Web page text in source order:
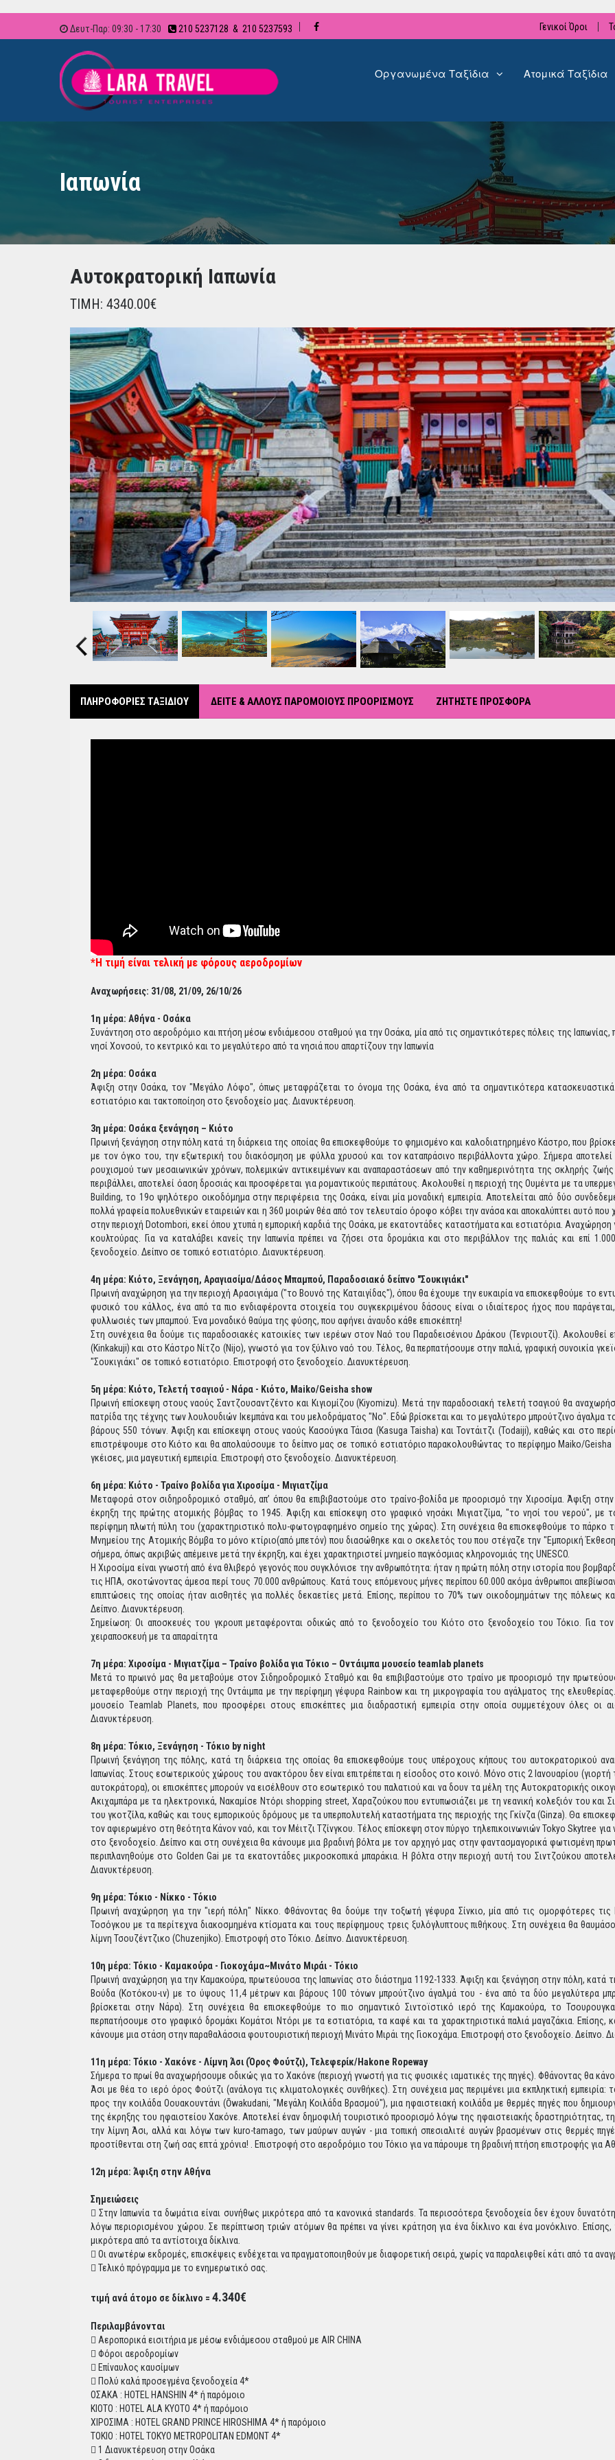
Δευτ-Παρ: 09:30 - 17:30 210 5237128 & 210 5237593 Γενικοί Όροι
Οργανωμένα Ταξίδια Ατομικά Ταξίδια
Ιαπωνία
Αυτοκρατορική Ιαπωνία
ΤΙΜΗ: 4340.00€
Previous
ΠΛΗΡΟΦΟΡΙΕΣ ΤΑΞΙΔΙΟΥ ΔΕΙΤΕ & ΑΛΛΟΥΣ ΠΑΡΟΜΟΙΟΥΣ ΠΡΟΟΡΙΣΜΟΥΣ ΖΗΤΗΣΤΕ ΠΡΟΣΦΟΡΑ
*Η τιμή είναι τελική με φόρους αεροδρομίων
Αναχωρήσεις: 31/08, 21/09, 26/10/26
1η μέρα: Αθήνα - Οσάκα
Συνάντηση στο αεροδρόμιο και πτήση μέσω ενδιάμεσου σταθμού για την Οσάκα, μία από τις σημαντικότερες πόλεις της
νησί Χονσού, το κεντρικό και το μεγαλύτερο από τα νησιά που απαρτίζουν την Ιαπωνία
2η μέρα: Οσάκα
Άφιξη στην Οσάκα, τον "Μεγάλο Λόφο", όπως μεταφράζεται το όνομα της Οσάκα, ένα από τα σημαντικότερα κατασκευαστικά
εστιατόριο και τακτοποίηση στο ξενοδοχείο μας. Διανυκτέρευση.
3η μέρα: Οσάκα ξενάγηση – Κιότο
Πρωινή ξενάγηση στην πόλη κατά τη διάρκεια της οποίας θα επισκεφθούμε το φημισμένο και καλοδιατηρημένο Κάστρο, που
με τον όγκο του, την εξωτερική του διακόσμηση με φύλλα χρυσού και τον καταπράσινο περιβάλλοντα χώρο. Σήμερα
ρουχισμού των μεσαιωνικών χρόνων, πολεμικών αντικειμένων και αναπαραστάσεων από την καθημερινότητα της σκληρής
περιβάλλει, αποτελεί όαση δροσιάς και προσφέρεται για ρομαντικούς περιπάτους. Ακολουθεί η περιοχή της Ουμέντα με τα
Building, το 19ο ψηλότερο οικοδόμημα στην περιφέρεια της Οσάκα, είναι μία μοναδική εμπειρία. Αποτελείται από δύο
πολλά γραφεία πολυεθνικών εταιρειών και η 360 μοιρών θέα από τον τελευταίο όροφο κόβει την ανάσα και αποκαλύπτει αυτό
στην περιοχή Dotombori, εκεί όπου χτυπά η εμπορική καρδιά της Οσάκα, με εκατοντάδες καταστήματα και εστιατόρια. Αναχώρηση
κουλτούρας. Για να καταλάβει κανείς την Ιαπωνία πρέπει να ζήσει στα δρομάκια και στο περιβάλλον της παλιάς και επί
ξενοδοχείο. Δείπνο σε τοπικό εστιατόριο. Διανυκτέρευση.
4η μέρα: Κιότο, Ξενάγηση, Αραγιασίμα/Δάσος Μπαμπού, Παραδοσιακό δείπνο "Σουκιγιάκι"
Πρωινή αναχώρηση για την περιοχή Αρασιγιάμα ("το Βουνό της Καταιγίδας"), όπου θα έχουμε την ευκαιρία να επισκεφθούμε το
φυσικό του κάλλος, ένα από τα πιο ενδιαφέροντα στοιχεία του συγκεκριμένου δάσους είναι ο ιδιαίτερος ήχος που
φυλλωσιές των μπαμπού. Ένα μοναδικό θαύμα της φύσης, που αφήνει άναυδο κάθε επισκέπτη!
Στη συνέχεια θα δούμε τις παραδοσιακές κατοικίες των ιερέων στον Ναό του Παραδεισένιου Δράκου (Τενριουτζί). Ακολουθεί
(Kinkakuji) και στο Κάστρο Νίτζο (Nijo), γνωστό για τον ξύλινο ναό του. Τέλος, θα περπατήσουμε στην παλιά, γραφική συνοικία
"Σουκιγιάκι" σε τοπικό εστιατόριο. Επιστροφή στο ξενοδοχείο. Διανυκτέρευση.
5η μέρα: Κιότο, Τελετή τσαγιού - Νάρα - Κιότο, Maiko/Geisha show
Πρωινή επίσκεψη στους ναούς Σαντζουσαντζέντο και Κιγιομίζου (Kiyomizu). Μετά την παραδοσιακή τελετή τσαγιού θα
πατρίδα της τέχνης των λουλουδιών Ικεμπάνα και του μελοδράματος "Νο". Εδώ βρίσκεται και το μεγαλύτερο μπρούτζινο
βάρους 550 τόνων. Άφιξη και επίσκεψη στους ναούς Κασούγκα Τάισα (Kasuga Taisha) και Τοντάιτζι (Todaiji), καθώς και στο
επιστρέψουμε στο Κιότο και θα απολαύσουμε το δείπνο μας σε τοπικό εστιατόριο παρακολουθώντας το περίφημο Maiko/
γκέισες, μια μαγευτική εμπειρία. Επιστροφή στο ξενοδοχείο. Διανυκτέρευση.
6η μέρα: Κιότο - Τραίνο βολίδα για Χιροσίμα - Μιγιατζίμα
Μεταφορά στον σιδηροδρομικό σταθμό, απ’ όπου θα επιβιβαστούμε στο τραίνο-βολίδα με προορισμό την Χιροσίμα. Άφιξη
έκρηξη της πρώτης ατομικής βόμβας το 1945. Άφιξη και επίσκεψη στο γραφικό νησάκι Μιγιατζίμα, "το νησί του νερού", με
περίφημη πλωτή πύλη του (χαρακτηριστικό πολυ-φωτογραφημένο σημείο της χώρας). Στη συνέχεια θα επισκεφθούμε το πάρκο
Μνημείου της Ατομικής Βόμβα το μόνο κτίριο(από μπετόν) που διασώθηκε και ο σκελετός του που στέγαζε την "Εμπορική
σήμερα, όπως ακριβώς απέμεινε μετά την έκρηξη, και έχει χαρακτηριστεί μνημείο παγκόσμιας κληρονομιάς της UNESCO.
Η Χιροσίμα είναι γνωστή από ένα θλιβερό γεγονός που συγκλόνισε την ανθρωπότητα: ήταν η πρώτη πόλη στην ιστορία που
τις ΗΠΑ, σκοτώνοντας άμεσα περί τους 70.000 ανθρώπους. Κατά τους επόμενους μήνες περίπου 60.000 ακόμα άνθρωποι
επιπτώσεις της οποίας ήταν αισθητές για πολλές δεκαετίες μετά. Επίσης, περίπου το 70% των οικοδομημάτων της πόλεως
Δείπνο. Διανυκτέρευση.
Σημείωση: Οι αποσκευές του γκρουπ μεταφέρονται οδικώς από το ξενοδοχείο του Κιότο στο ξενοδοχείο του Τόκιο. Για
χειραποσκευή με τα απαραίτητα
7η μέρα: Χιροσίμα - Μιγιατζίμα – Τραίνο βολίδα για Τόκιο – Οντάιμπα μουσείο teamlab planets
Μετά το πρωινό μας θα μεταβούμε στον Σιδηροδρομικό Σταθμό και θα επιβιβαστούμε στο τραίνο με προορισμό την
μεταφερθούμε στην περιοχή της Οντάιμπα με την περίφημη γέφυρα Rainbow και τη μικρογραφία του αγάλματος της
μουσείο Τeamlab Planets, που προσφέρει στους επισκέπτες μια διαδραστική εμπειρία στην οποία συμμετέχουν όλες οι
Διανυκτέρευση.
8η μέρα: Τόκιο, Ξενάγηση - Τόκιο by night
Πρωινή ξενάγηση της πόλης, κατά τη διάρκεια της οποίας θα επισκεφθούμε τους υπέροχους κήπους του αυτοκρατορικού
Ιαπωνίας. Στους εσωτερικούς χώρους του ανακτόρου δεν είναι επιτρέπεται η είσοδος στο κοινό. Μόνο στις 2 Ιανουαρίου
αυτοκράτορα), οι επισκέπτες μπορούν να εισέλθουν στο εσωτερικό του παλατιού και να δουν τα μέλη της Αυτοκρατορικής
Ακιχαμπάρα με τα ηλεκτρονικά, Νακαμίσε Ντόρι shopping street, Χαραζούκου που εντυπωσιάζει με τη νεανική κολεξιόν του και
του γκοτζίλα, καθώς και τους εμπορικούς δρόμους με τα υπερπολυτελή καταστήματα της περιοχής της Γκίνζα (Ginza). Θα
τον αφιερωμένο στη θεότητα Κάνον ναό, και τον Μέιτζι Τζίνγκου. Τέλος επίσκεψη στον πύργο τηλεπικοινωνιών Tokyo Skytree
στο ξενοδοχείο. Δείπνο και στη συνέχεια θα κάνουμε μια βραδινή βόλτα με τον αρχηγό μας στην φαντασμαγορικά φωτισμένη
περιπλανηθούμε στο Golden Gai με τα εκατοντάδες μικροσκοπικά μπαράκια. Η βόλτα στην περιοχή αυτή του Σιντζούκου
Διανυκτέρευση.
9η μέρα: Τόκιο - Νίκκο - Τόκιο
Πρωινή αναχώρηση για την "ιερή πόλη" Νίκκο. Φθάνοντας θα δούμε την τοξωτή γέφυρα Σίνκιο, μία από τις ομορφότερες
Τοσόγκου με τα περίτεχνα διακοσμημένα κτίσματα και τους περίφημους τρεις ξυλόγλυπτους πιθήκους. Στη συνέχεια θα
λίμνη Τσουζέντζικο (Chuzenjiko). Επιστροφή στο Τόκιο. Δείπνο. Διανυκτέρευση.
10η μέρα: Τόκιο - Καμακούρα - Γιοκοχάμα~Μινάτο Μιράι - Τόκιο
Πρωινή αναχώρηση για την Καμακούρα, πρωτεύουσα της Ιαπωνίας στο διάστημα 1192-1333. Άφιξη και ξενάγηση στην πόλη, κατά
Βούδα (Κοτόκου-ιν) με το ύψους 11,4 μέτρων και βάρους 100 τόνων μπρούτζινο άγαλμά του - ένα από τα δύο μεγαλύτερα
βρίσκεται στην Νάρα). Στη συνέχεια θα επισκεφθούμε το πιο σημαντικό Σιντοϊστικό ιερό της Καμακούρα, το
περπατήσουμε στο γραφικό δρομάκι Κομάτσι Ντόρι με τα εστιατόρια, τα καφέ και τα χαρακτηριστικά παλιά μαγαζάκια. Επίσης,
κάνουμε μια στάση στην παραθαλάσσια φουτουριστική περιοχή Μινάτο Μιράι της Γιοκοχάμα. Επιστροφή στο ξενοδοχείο. Δείπνο.
11η μέρα: Τόκιο - Χακόνε - Λίμνη Άσι (Όρος Φούτζι), Τελεφερίκ/Hakone Ropeway
Σήμερα το πρωί θα αναχωρήσουμε οδικώς για το Χακόνε (περιοχή γνωστή για τις φυσικές ιαματικές της πηγές). Φθάνοντας θα
Άσι με θέα το ιερό όρος Φούτζι (ανάλογα τις κλιματολογικές συνθήκες). Στη συνέχεια μας περιμένει μια εκπληκτική
προς την κοιλάδα Οουακουντάνι (Ōwakudani, "Μεγάλη Κοιλάδα Βρασμού"), μια ηφαιστειακή κοιλάδα με θερμές πηγές που
της έκρηξης του ηφαιστείου Χακόνε. Αποτελεί έναν δημοφιλή τουριστικό προορισμό λόγω της ηφαιστειακής δραστηριότητας,
την λίμνη Άσι, αλλά και λόγω των kuro-tamago, των μαύρων αυγών - μια τοπική σπεσιαλιτέ αυγών βρασμένων στις θερμές
προστίθενται στη ζωή σας επτά χρόνια! . Επιστροφή στο αεροδρόμιο του Τόκιο για να πάρουμε τη βραδινή πτήση επιστροφής για
12η μέρα: Άφιξη στην Αθήνα
Σημειώσεις
 Στην Ιαπωνία τα δωμάτια είναι συνήθως μικρότερα από τα κανονικά standards. Τα περισσότερα ξενοδοχεία δεν έχουν
λόγω περιορισμένου χώρου. Σε περίπτωση τριών ατόμων θα πρέπει να γίνει κράτηση για ένα δίκλινο και ένα μονόκλινο.
μικρότερα από τα αντίστοιχα δίκλινα.
 Οι ανωτέρω εκδρομές, επισκέψεις ενδέχεται να πραγματοποιηθούν με διαφορετική σειρά, χωρίς να παραλειφθεί κάτι από τα
 Τελικό πρόγραμμα με το ενημερωτικό σας.
τιμή ανά άτομο σε δίκλινο = 4.340€
Περιλαμβάνονται
 Αεροπορικά εισιτήρια με μέσω ενδιάμεσου σταθμού με AIR CHINA
 Φόροι αεροδρομίων
 Επίναυλος καυσίμων
 Πολύ καλά προσεγμένα ξενοδοχεία 4*
ΟΣΑΚΑ : HOTEL HANSHIN 4* ή παρόμοιο
ΚΙΟΤΟ : HOTEL ALA KYOTO 4* ή παρόμοιο
ΧΙΡΟΣΙΜΑ : HOTEL GRAND PRINCE HIROSHIMA 4* ή παρόμοιο
TOKIO : HOTEL TOKYO METROPOLITAN EDMONT 4*
 1 Διανυκτέρευση στην Οσάκα